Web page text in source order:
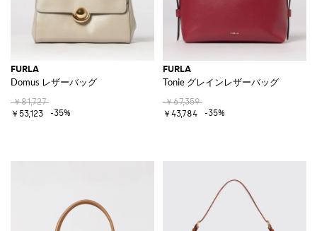
FURLA
Domus レザーバッグ
￥81,727
￥53,123
-35%
FURLA
Tonie グレインレザーバッグ
￥67,359
￥43,784
-35%